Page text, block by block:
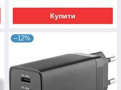
Купити
–12%